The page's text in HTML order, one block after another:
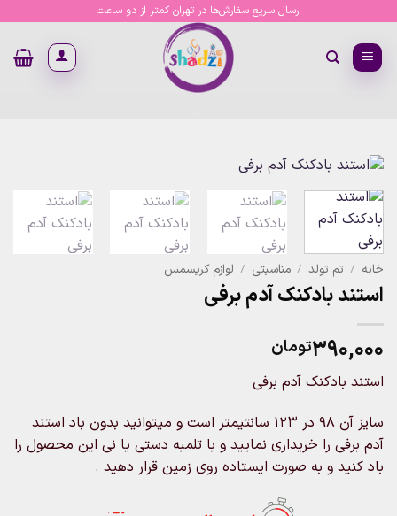
content
ارسال سریع سفارش‌ها در تهران کمتر از دو ساعت
خانه / تم تولد / مناسبتی / لوازم کریسمس
استند بادکنک آدم برفی
۳۹۰,۰۰۰تومان
استند بادکنک آدم برفی
سایز آن 98 در 123 سانتیمتر است و میتوانید بدون باد استند
آدم برفی را خریداری نمایید و با تلمبه دستی یا نی این محصول را
باد کنید و به صورت ایستاده روی زمین قرار دهید .